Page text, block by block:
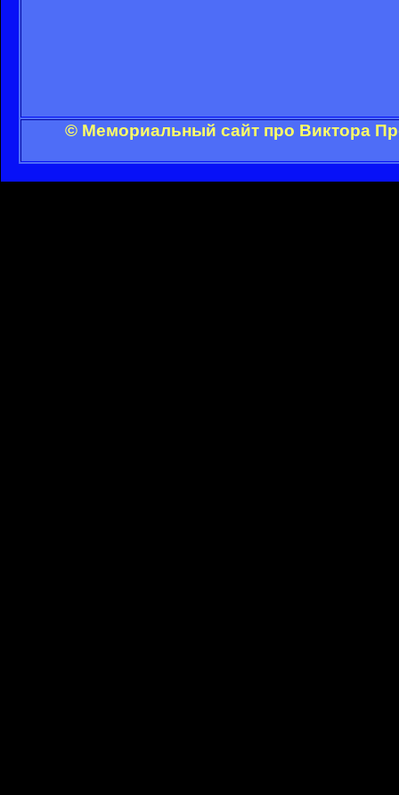
© Мемориальный сайт про Виктора